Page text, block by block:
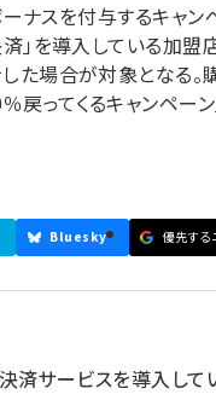
スを付与するキャン
」を導入している加盟
た場合が対象となる
戻ってくるキャンペー
Bluesky 優先する
済サービスを導入して